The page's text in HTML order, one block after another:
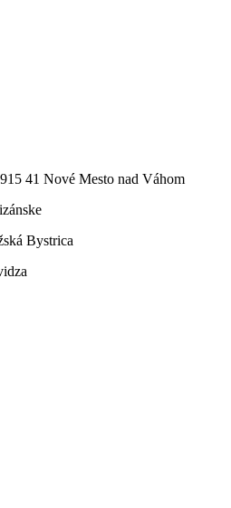
41 Nové Mesto nad Váhom
Bystrica